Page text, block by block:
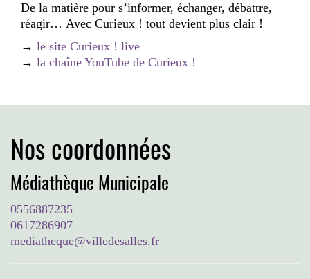
De la matière pour s’informer, échanger, débattre,
réagir… Avec Curieux ! tout devient plus clair !
→ le site Curieux ! live
→ la chaîne YouTube de Curieux !
Nos coordonnées
Médiathèque Municipale
0556887235
0617286907
mediatheque@villedesalles.fr